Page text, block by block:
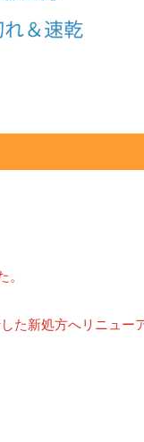
た新処方へリニュー